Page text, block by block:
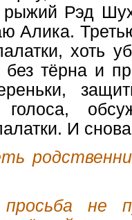
рыжий Рэд
Алика.
хоть
тёрна и
И
не